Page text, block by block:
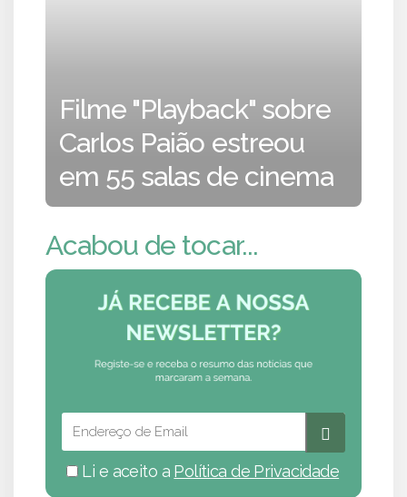
Filme "Playback" sobre
Carlos Paião estreou
em 55 salas de cinema
Acabou de tocar...
Li e aceito a Política de Privacidade